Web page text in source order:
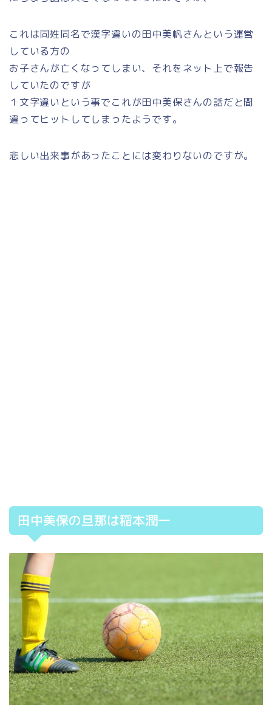
これは同姓同名で漢字違いの田中美帆さんという運営
している方の
お子さんが亡くなってしまい、それをネット上で報告
していたのですが
１文字違いという事でこれが田中美保さんの話だと間
違ってヒットしてしまったようです。
悲しい出来事があったことには変わりないのですが。
田中美保の旦那は稲本潤一